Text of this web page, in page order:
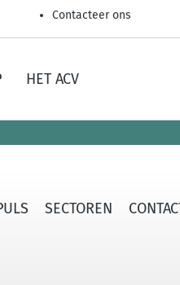
Contacteer ons
HET ACV
SECTOREN